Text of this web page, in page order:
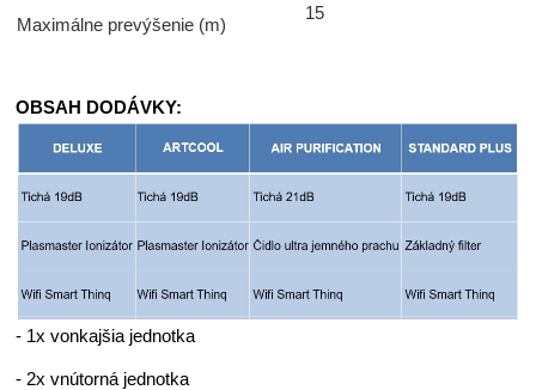
Maximálne prevýšenie (m)
15
OBSAH DODÁVKY:
- 1x vonkajšia jednotka
- 2x vnútorná jednotka